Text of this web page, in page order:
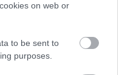
on web or
to be sent to
purposes.